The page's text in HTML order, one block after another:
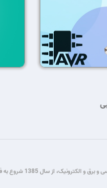
گروه فنی